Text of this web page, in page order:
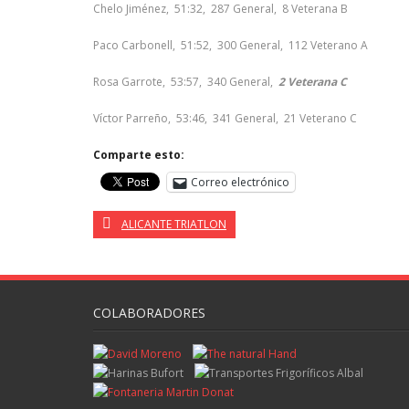
Chelo Jiménez, 51:32, 287 General, 8 Veterana B
Paco Carbonell, 51:52, 300 General, 112 Veterano A
Rosa Garrote, 53:57, 340 General, 2 Veterana C
Víctor Parreño, 53:46, 341 General, 21 Veterano C
Comparte esto:
Correo electrónico
ALICANTE TRIATLON
COLABORADORES